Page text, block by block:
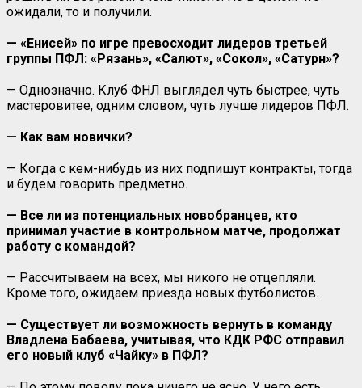
ожидали, то и получили.
— «Енисей» по игре превосходит лидеров третьей
группы ПФЛ: «Рязань», «Салют», «Сокол», «Сатурн»?
— Однозначно. Клуб ФНЛ выглядел чуть быстрее, чуть
мастеровитее, одним словом, чуть лучше лидеров ПФЛ.
— Как вам новички?
— Когда с кем-нибудь из них подпишут контракты, тогда
и будем говорить предметно.
— Все ли из потенциальных новобранцев, кто
принимал участие в контрольном матче, продолжат
работу с командой?
— Рассчитываем на всех, мы никого не отцепляли.
Кроме того, ожидаем приезда новых футболистов.
— Существует ли возможность вернуть в команду
Владлена Бабаева, учитывая, что КДК РФС отправил
его новый клуб «Чайку» в ПФЛ?